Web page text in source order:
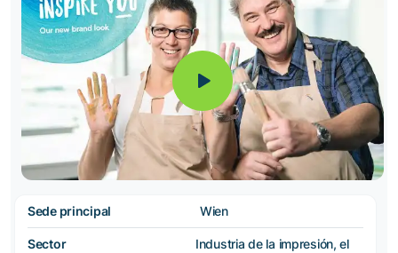
Sede principal Wien
Sector
Industria de la impresión, el